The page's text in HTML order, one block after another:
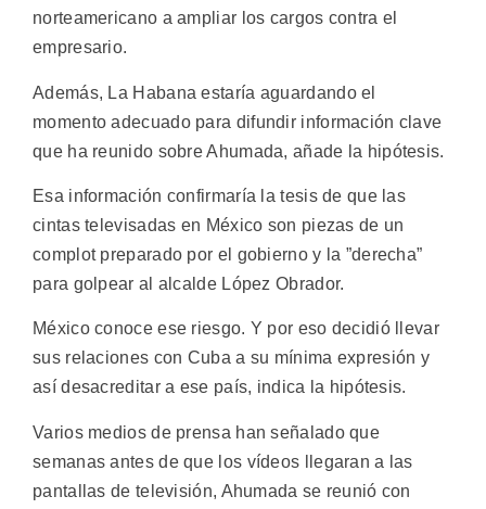
norteamericano a ampliar los cargos contra el
empresario.
Además, La Habana estaría aguardando el
momento adecuado para difundir información clave
que ha reunido sobre Ahumada, añade la hipótesis.
Esa información confirmaría la tesis de que las
cintas televisadas en México son piezas de un
complot preparado por el gobierno y la ”derecha”
para golpear al alcalde López Obrador.
México conoce ese riesgo. Y por eso decidió llevar
sus relaciones con Cuba a su mínima expresión y
así desacreditar a ese país, indica la hipótesis.
Varios medios de prensa han señalado que
semanas antes de que los vídeos llegaran a las
pantallas de televisión, Ahumada se reunió con